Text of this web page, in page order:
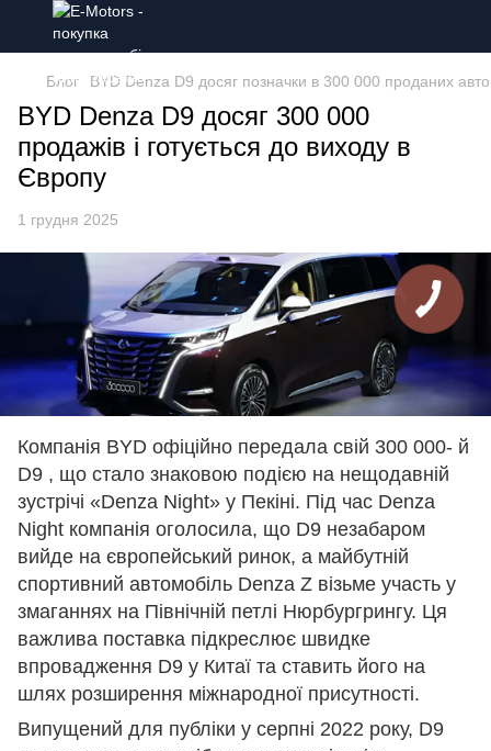
Блог BYD Denza D9 досяг позначки в 300 000 проданих
BYD Denza D9 досяг 300 000
продажів і готується до виходу в
Європу
1 грудня 2025
Компанія BYD офіційно передала свій 300 000- й
D9 , що стало знаковою подією на нещодавній
зустрічі «Denza Night» у Пекіні. Під час Denza
Night компанія оголосила, що D9 незабаром
вийде на європейський ринок, а майбутній
спортивний автомобіль Denza Z візьме участь у
змаганнях на Північній петлі Нюрбургрингу. Ця
важлива поставка підкреслює швидке
впровадження D9 у Китаї та ставить його на
шлях розширення міжнародної присутності.
Випущений для публіки у серпні 2022 року, D9